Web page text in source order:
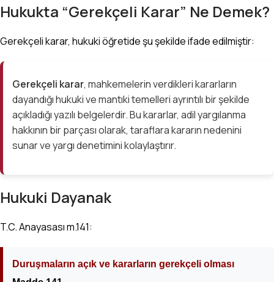
Hukukta “Gerekçeli Karar” Ne Demek?
Gerekçeli karar, hukuki öğretide şu şekilde ifade edilmiştir:
Gerekçeli karar, mahkemelerin verdikleri kararların
dayandığı hukuki ve mantıki temelleri ayrıntılı bir şekilde
açıkladığı yazılı belgelerdir. Bu kararlar, adil yargılanma
hakkının bir parçası olarak, taraflara kararın nedenini
sunar ve yargı denetimini kolaylaştırır.
Hukuki Dayanak
T.C. Anayasası m.141:
Duruşmaların açık ve kararların gerekçeli olması